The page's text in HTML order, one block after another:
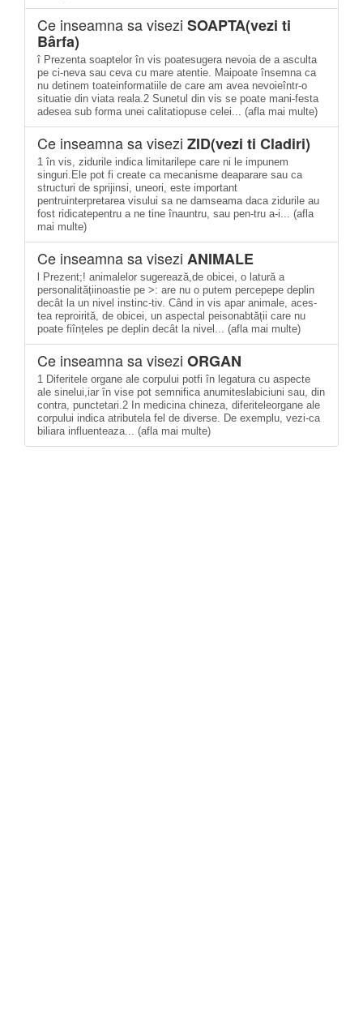
Ce inseamna sa visezi SOAPTA(vezi ti
Bârfa)
î Prezenta soaptelor în vis poatesugera nevoia de a asculta
pe ci-neva sau ceva cu mare atentie. Maipoate însemna ca
nu detinem toateinformatiile de care am avea nevoieîntr-o
situatie din viata reala.2 Sunetul din vis se poate mani-festa
adesea sub forma unei calitatiopuse celei... (afla mai multe)
Ce inseamna sa visezi ZID(vezi ti Cladiri)
1 în vis, zidurile indica limitarilepe care ni le impunem
singuri.Ele pot fi create ca mecanisme deaparare sau ca
structuri de sprijinsi, uneori, este important
pentruinterpretarea visului sa ne damseama daca zidurile au
fost ridicatepentru a ne tine înauntru, sau pen-tru a-i... (afla
mai multe)
Ce inseamna sa visezi ANIMALE
l Prezent;! animalelor sugerează,de obicei, o latură a
personalitățiinoastie pe >: are nu o putem percepepe deplin
decât la un nivel instinc-tiv. Când in vis apar animale, aces-
tea reproirită, de obicei, un aspectal peisonabtății care nu
poate fiînțeles pe deplin decât la nivel... (afla mai multe)
Ce inseamna sa visezi ORGAN
1 Diferitele organe ale corpului potfi în legatura cu aspecte
ale sinelui,iar în vise pot semnifica anumiteslabiciuni sau, din
contra, punctetari.2 In medicina chineza, diferiteleorgane ale
corpului indica atributela fel de diverse. De exemplu, vezi-ca
biliara influenteaza... (afla mai multe)